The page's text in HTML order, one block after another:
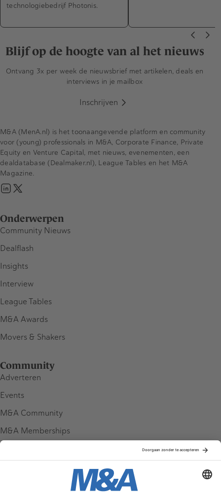
technologiebedrijf Photonis.
Blijf op de hoogte van al het nieuws
Ontvang 3x per week de nieuwsbrief met artikelen, deals en
interviews in je mailbox
Inschrijven
Onderwerpen
Community Nieuws
Dealflash
Insights
Interview
League Tables
M&A Awards
Movers & Shakers
Community
Adverteren
Events
M&A Community
M&A Memberships
M&A (MenA.nl) is het toonaangevende platform en community
voor (young) professionals in M&A, Corporate Finance, Private
Equity en Venture Capital, met nieuws, evenementen, een
dealdatabase (Dealmaker.nl), League Tables en het M&A
Magazine.